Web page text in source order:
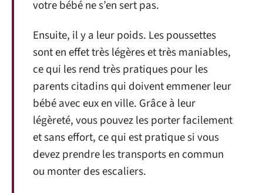
votre bébé ne s’en sert pas.
Ensuite, il y a leur poids. Les poussettes
sont en effet très légères et très maniables,
ce qui les rend très pratiques pour les
parents citadins qui doivent emmener leur
bébé avec eux en ville. Grâce à leur
légèreté, vous pouvez les porter facilement
et sans effort, ce qui est pratique si vous
devez prendre les transports en commun
ou monter des escaliers.